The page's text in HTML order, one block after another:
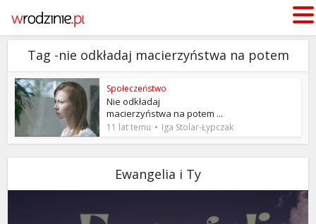
Tag -nie odkładaj macierzyństwa na potem
Społeczeństwo
Nie odkładaj
macierzyństwa na potem ...
11 lat temu Iga Stolar-Łypczak
Ewangelia i Ty